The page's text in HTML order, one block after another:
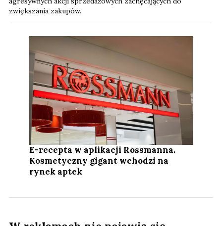
zwiększania zakupów.
E-recepta w aplikacji Rossmanna.
Kosmetyczny gigant wchodzi na
rynek aptek